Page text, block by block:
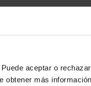
aceptar o
obtener más